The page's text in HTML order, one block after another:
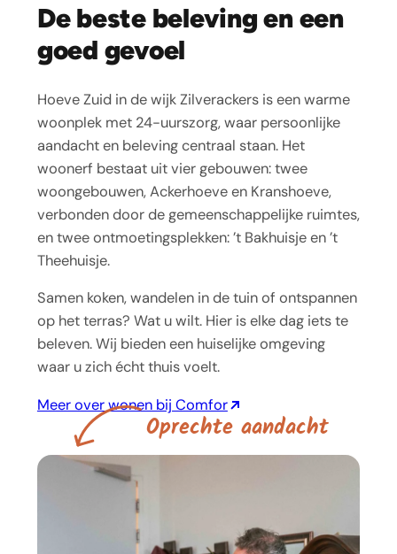
De beste beleving en een
goed gevoel
Hoeve Zuid in de wijk Zilverackers is een warme
woonplek met 24-uurszorg, waar persoonlijke
aandacht en beleving centraal staan. Het
woonerf bestaat uit vier gebouwen: twee
woongebouwen, Ackerhoeve en Kranshoeve,
verbonden door de gemeenschappelijke ruimtes,
en twee ontmoetingsplekken: ’t Bakhuisje en ’t
Theehuisje.
Samen koken, wandelen in de tuin of ontspannen
op het terras? Wat u wilt. Hier is elke dag iets te
beleven. Wij bieden een huiselijke omgeving
waar u zich écht thuis voelt.
Meer over wonen bij Comfor
Oprechte aandacht